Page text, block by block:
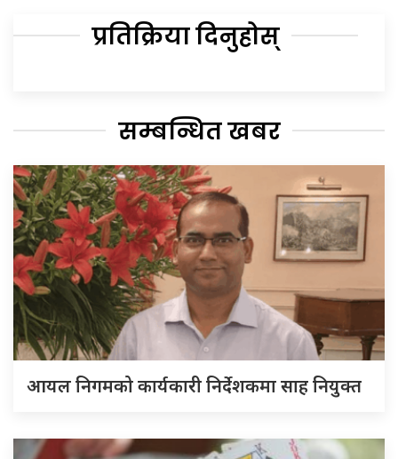
प्रतिक्रिया दिनुहोस्
सम्बन्धित खबर
आयल निगमको कार्यकारी निर्देशकमा साह नियुक्त